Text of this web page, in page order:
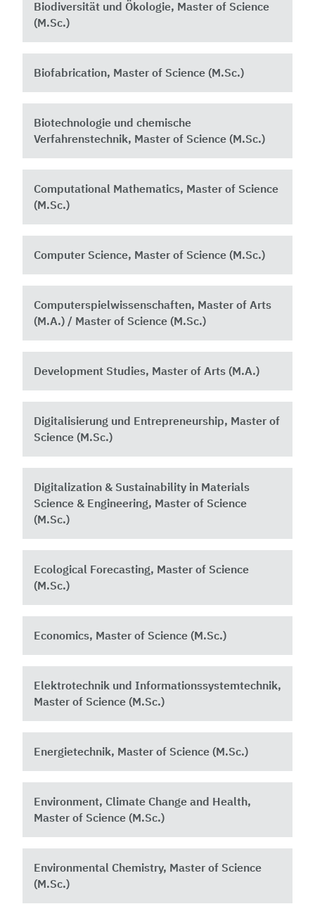
Biodiversität und Ökologie, Master of Science
(M.Sc.)
Biofabrication, Master of Science (M.Sc.)
Biotechnologie und chemische
Verfahrenstechnik, Master of Science (M.Sc.)
Computational Mathematics, Master of Science
(M.Sc.)
Computer Science, Master of Science (M.Sc.)
Computerspielwissenschaften, Master of Arts
(M.A.) / Master of Science (M.Sc.)
Development Studies, Master of Arts (M.A.)
Digitalisierung und Entrepreneurship, Master of
Science (M.Sc.)
Digitalization & Sustainability in Materials
Science & Engineering, Master of Science
(M.Sc.)
Ecological Forecasting, Master of Science
(M.Sc.)
Economics, Master of Science (M.Sc.)
Elektrotechnik und Informationssystemtechnik,
Master of Science (M.Sc.)
Energietechnik, Master of Science (M.Sc.)
Environment, Climate Change and Health,
Master of Science (M.Sc.)
Environmental Chemistry, Master of Science
(M.Sc.)